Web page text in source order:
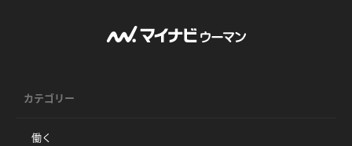
カテゴリー
働く